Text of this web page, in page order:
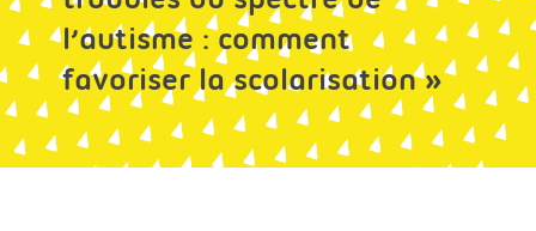
l’autisme : comment
favoriser la scolarisation »